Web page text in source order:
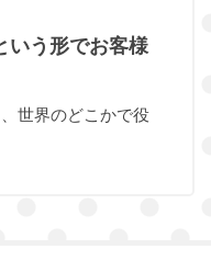
いう形でお客様
世界のどこかで役